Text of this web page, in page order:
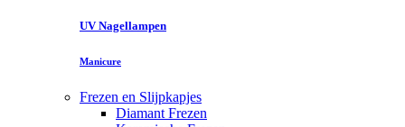
UV Nagellampen
Manicure
Frezen en Slijpkapjes
Diamant Frezen